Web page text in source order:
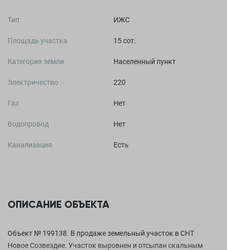
Тип ИЖС
Площадь участка 15 сот.
Категория земли Населенный пункт
Электричество 220
Газ Нет
Водопровод Нет
Канализация Есть
ОПИСАНИЕ ОБЪЕКТА
Объект № 199138. В продаже земельный участок в СНТ
Новое Созвездие. Участок выровнен и отсыпан скальным